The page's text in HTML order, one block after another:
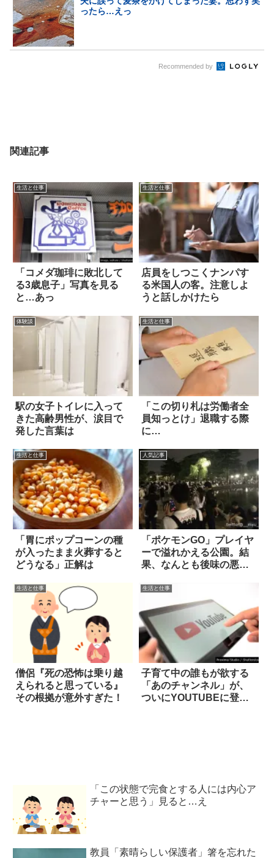
ったら…えっ
Recommended by
関連記事
生活と仕事
「コメダ珈琲に敗北して
る3歳息子」写真を見る
と…あっ
生活と仕事
店員をしつこくナンパす
る米国人の客。注意しよ
うと話しかけたら
体験談
駅の女子トイレに入って
きた高齢男性が、涙目で
発した言葉は
生活と仕事
「この切り札は労働者全
員知っとけ」退職する際
に…
生活と仕事
「胃にポップコーンの種
が入ったまま火葬すると
どうなる」正解は
人気記事
「ポケモンGO」プレイヤ
ーで溢れかえる公園。結
果、なんとも後味の悪い
生活と仕事
僧侶『死の恐怖は乗り越
えられると思っている』
その根拠が意外すぎた！
生活と仕事
子育て中の誰もが欲する
「あのチャンネル」が、
ついにYOUTUBEに登
「この状態で完食とする人には内心ア
チャーと思う」見ると…え
教員「素晴らしい保護者」箸を忘れた